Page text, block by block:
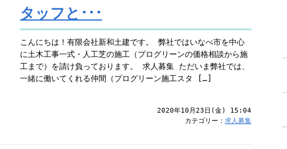
タッフと･･･
こんにちは！有限会社新和土建です。 弊社ではいなべ市を中心
に土木工事一式・人工芝の施工（プログリーンの価格相談から施
工まで）を請け負っております。 求人募集 ただいま弊社では、
一緒に働いてくれる仲間（プログリーン施工スタ […]
2020年10月23日(金) 15:04
カテゴリー： 求人募集